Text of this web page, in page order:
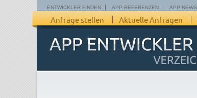
ENTWICKLER FINDEN APP-REFERENZEN APP NEWS
Anfrage stellen Aktuelle Anfragen